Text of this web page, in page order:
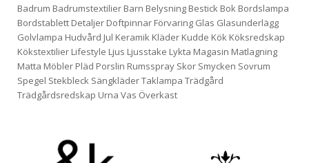
Badrum Badrumstextilier Barn Belysning Bestick Bok Bordslampa
Bordstablett Detaljer Doftpinnar Förvaring Glas Glasunderlägg
Golvlampa Hudvård Jul Keramik Kläder Kudde Kök Köksredskap
Kökstextilier Lifestyle Ljus Ljusstake Lykta Magasin Matlagning
Matta Möbler Pläd Porslin Rumsspray Skor Smycken Sovrum
Spegel Stekbleck SängkläderTaklampa Trädgård
Trädgårdsredskap Urna Vas Överkast